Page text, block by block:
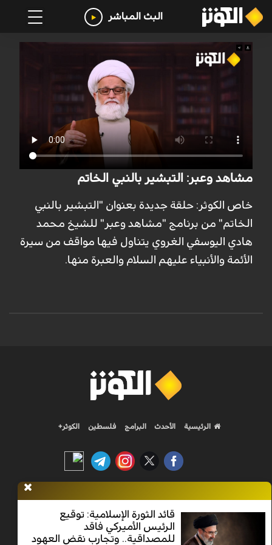
البث المباشر
مشاهد وعبر: التبشير بالنبي الخاتم
خاص الكوثر: حلقة جديدة بعنوان "التبشير بالنبي
الخاتم" من برنامج "مشاهد وعبر" للشيخ محمد
هادي اليوسفي الغروي يتناول فيها مواقف من سيرة
الأئمة والأنبياء عليهم السلام والعبرة منها.
قائد الثورة الإسلامية: توقيع
الرئيس الأميركي فاقد
للمصداقية.. وتجارب نقض العهود
الرئيسية الأحدث البرامج فلسطين الكوثر+
جميع الحقوق محفوظة